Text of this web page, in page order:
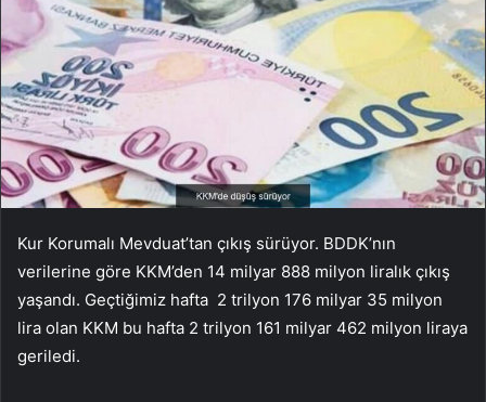
Kur Korumalı Mevduat’tan çıkış sürüyor. BDDK’nın
verilerine göre KKM’den 14 milyar 888 milyon liralık çıkış
yaşandı. Geçtiğimiz hafta 2 trilyon 176 milyar 35 milyon
lira olan KKM bu hafta 2 trilyon 161 milyar 462 milyon liraya
geriledi.